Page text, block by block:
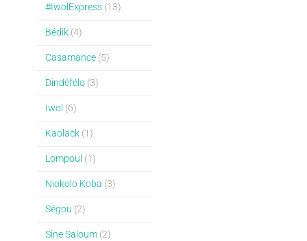
#IwolExpress(13)
Bédik(4)
Casamance(5)
Dindéfélo(3)
Iwol (6)
Kaolack(1)
Lompoul (1)
Niokolo Koba (3)
Ségou (2)
Sine Saloum(2)